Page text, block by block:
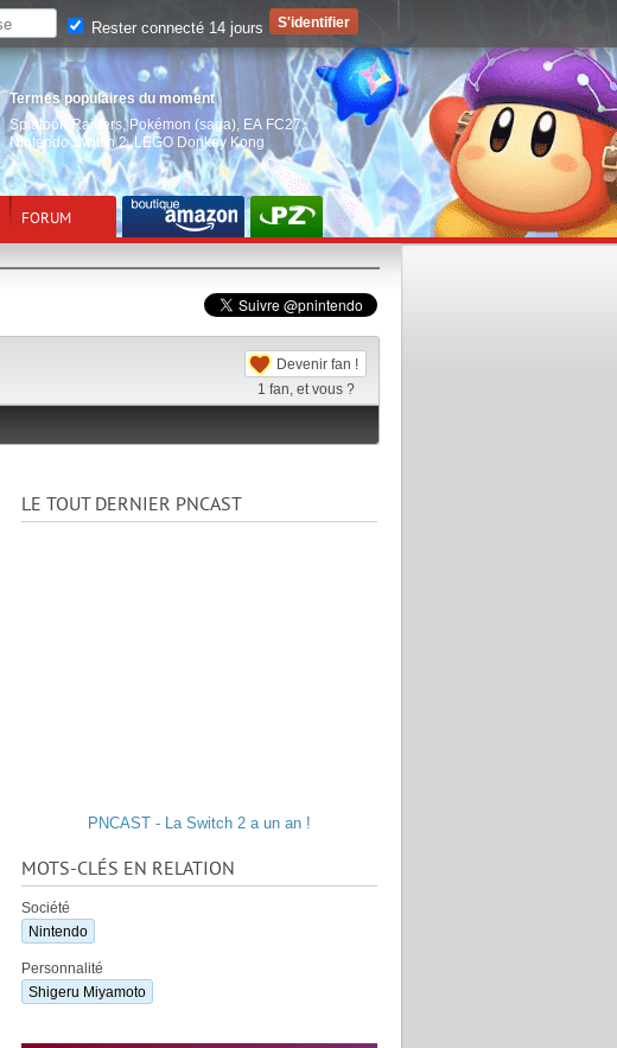
Termes populaires du moment
Splatoon Raiders, Pokémon (saga) EA FC27,
Nintendo Switch 2,LEGO Donkey Kong
FORUM
Devenir fan !
1 fan, et vous ?
LE TOUT DERNIER PNCAST
PNCAST - La Switch 2 a un an !
MOTS-CLÉS EN RELATION
Société
Nintendo
Personnalité
Shigeru Miyamoto
Rester connecté 14 jours